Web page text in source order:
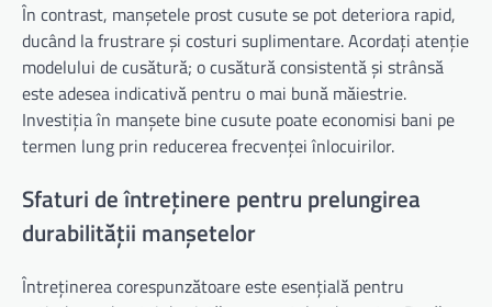
În contrast, manșetele prost cusute se pot deteriora rapid,
ducând la frustrare și costuri suplimentare. Acordați atenție
modelului de cusătură; o cusătură consistentă și strânsă
este adesea indicativă pentru o mai bună măiestrie.
Investiția în manșete bine cusute poate economisi bani pe
termen lung prin reducerea frecvenței înlocuirilor.
Sfaturi de întreținere pentru prelungirea
durabilității manșetelor
Întreținerea corespunzătoare este esențială pentru